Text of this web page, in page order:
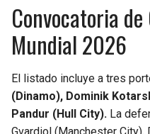
Convocatoria
Mundial 2026
El listado incluye a tres
(Dinamo), Dominik
Pandur (Hull City). La